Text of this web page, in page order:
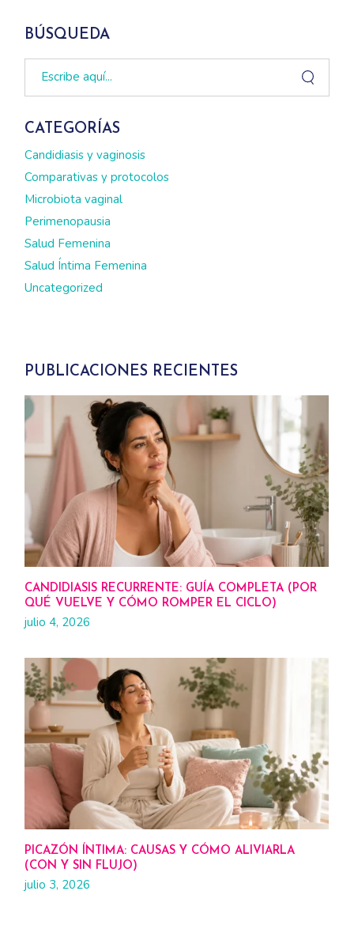
BÚSQUEDA
Search
CATEGORÍAS
Candidiasis y vaginosis
Comparativas y protocolos
Microbiota vaginal
Perimenopausia
Salud Femenina
Salud Íntima Femenina
Uncategorized
PUBLICACIONES RECIENTES
CANDIDIASIS RECURRENTE: GUÍA COMPLETA (POR
QUÉ VUELVE Y CÓMO ROMPER EL CICLO)
julio 4, 2026
PICAZÓN ÍNTIMA: CAUSAS Y CÓMO ALIVIARLA
(CON Y SIN FLUJO)
julio 3, 2026